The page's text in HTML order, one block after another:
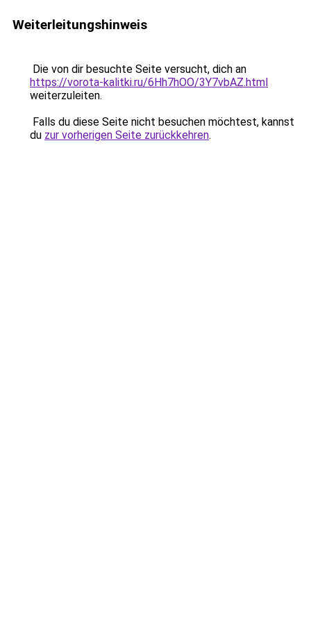
Weiterleitungshinweis
Die von dir besuchte Seite versucht, dich an
https://vorota-kalitki.ru/6Hh7hOO/3Y7vbAZ.html
weiterzuleiten.
Falls du diese Seite nicht besuchen möchtest, kannst
du zur vorherigen Seite zurückkehren.